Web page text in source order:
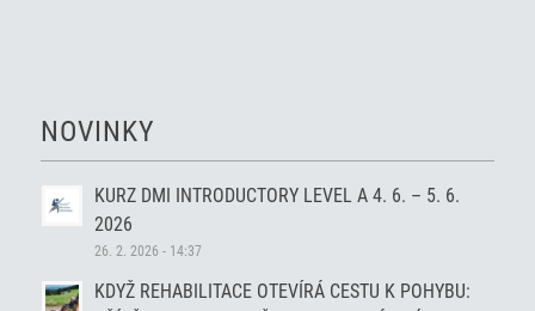
NOVINKY
KURZ DMI INTRODUCTORY LEVEL A 4. 6. – 5. 6.
2026
26. 2. 2026 - 14:37
KDYŽ REHABILITACE OTEVÍRÁ CESTU K POHYBU: